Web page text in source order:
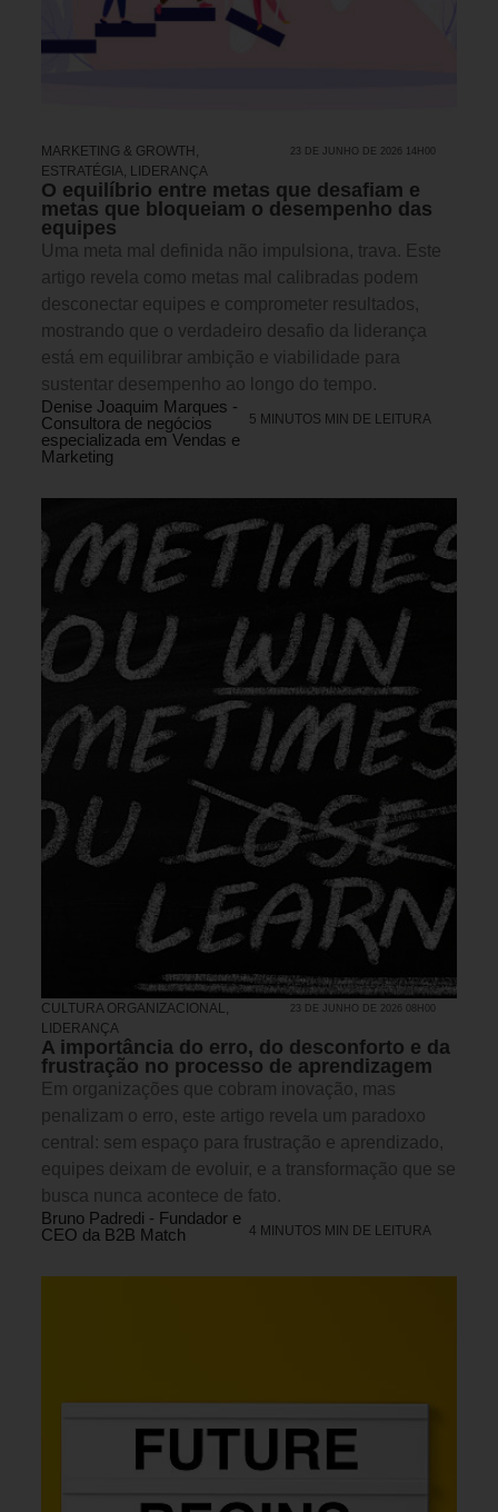
MARKETING & GROWTH ,
ESTRATÉGIA, LIDERANÇA
23 DE JUNHO DE 2026 14H00
O equilíbrio entre metas que desafiam e
metas que bloqueiam o desempenho das
equipes
Uma meta mal definida não impulsiona, trava. Este
artigo revela como metas mal calibradas podem
desconectar equipes e comprometer resultados,
mostrando que o verdadeiro desafio da liderança
está em equilibrar ambição e viabilidade para
sustentar desempenho ao longo do tempo.
Denise Joaquim Marques -
Consultora de negócios
especializada em Vendas e
Marketing
5 MINUTOS MIN DE LEITURA
CULTURA ORGANIZACIONAL,
LIDERANÇA
23 DE JUNHO DE 2026 08H00
A importância do erro, do desconforto e da
frustração no processo de aprendizagem
Em organizações que cobram inovação, mas
penalizam o erro, este artigo revela um paradoxo
central: sem espaço para frustração e aprendizado,
equipes deixam de evoluir, e a transformação que se
busca nunca acontece de fato.
Bruno Padredi - Fundador e
CEO da B2B Match
4 MINUTOS MIN DE LEITURA